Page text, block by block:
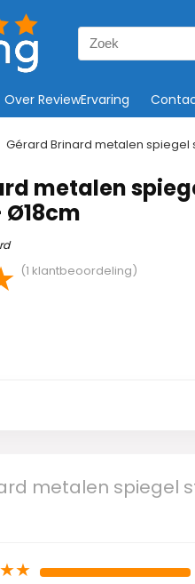
Search
for:
Over ReviewErvaring
Gérard Brinard metalen spiegel
metalen
(1 klantbeoordeling)
metalen spiegel
★★